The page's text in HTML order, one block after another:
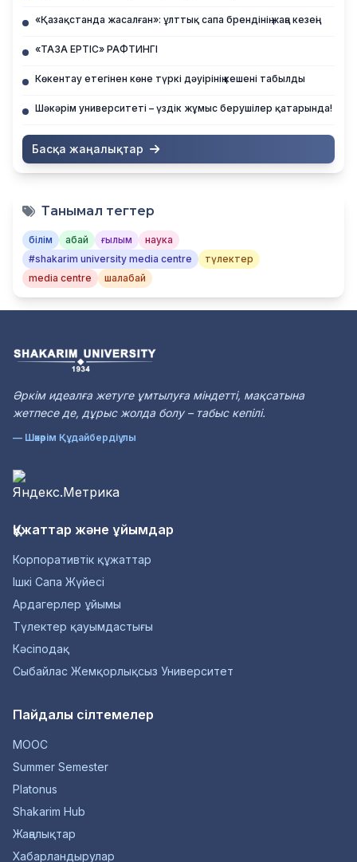
«Қазақстанда жасалған»: ұлттық сапа брендінің жаңа кезеңі
«ТАЗА ЕРТІС» РАФТИНГІ
Көкентау етегінен көне түркі дәуірінің кешені табылды
Шәкәрім университеті – үздік жұмыс берушілер қатарында!
Басқа жаңалықтар
Танымал тегтер
білім абай ғылым
наука
#shakarim university media centre
түлектер
media centre
шалабай
Әркім идеалға жетуге ұмтылуға міндетті, мақсатына
жетпесе де, дұрыс жолда болу – табыс кепілі.
— Шәкәрім Құдайбердіұлы
Құжаттар және ұйымдар
Корпоративтік құжаттар
Ішкі Сапа Жүйесі
Ардагерлер ұйымы
Түлектер қауымдастығы
Кәсіподақ
Сыбайлас Жемқорлықсыз Университет
Пайдалы сілтемелер
MOOC
Summer Semester
Platonus
Shakarim Hub
Жаңалықтар
Хабарландырулар